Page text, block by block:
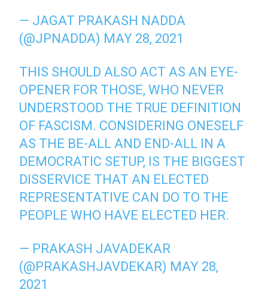
— JAGAT PRAKASH NADDA
(@JPNADDA) MAY 28, 2021
THIS SHOULD ALSO ACT AS AN EYE-
OPENER FOR THOSE, WHO NEVER
UNDERSTOOD THE TRUE DEFINITION
OF FASCISM. CONSIDERING ONESELF
AS THE BE-ALL AND END-ALL IN A
DEMOCRATIC SETUP, IS THE BIGGEST
DISSERVICE THAT AN ELECTED
REPRESENTATIVE CAN DO TO THE
PEOPLE WHO HAVE ELECTED HER.
— PRAKASH JAVADEKAR
(@PRAKASHJAVDEKAR) MAY 28,
2021